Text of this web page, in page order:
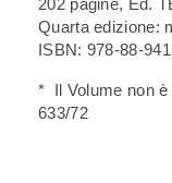
Quarta edizione:
ISBN: 978-88-
* Il Volume non è
633/72